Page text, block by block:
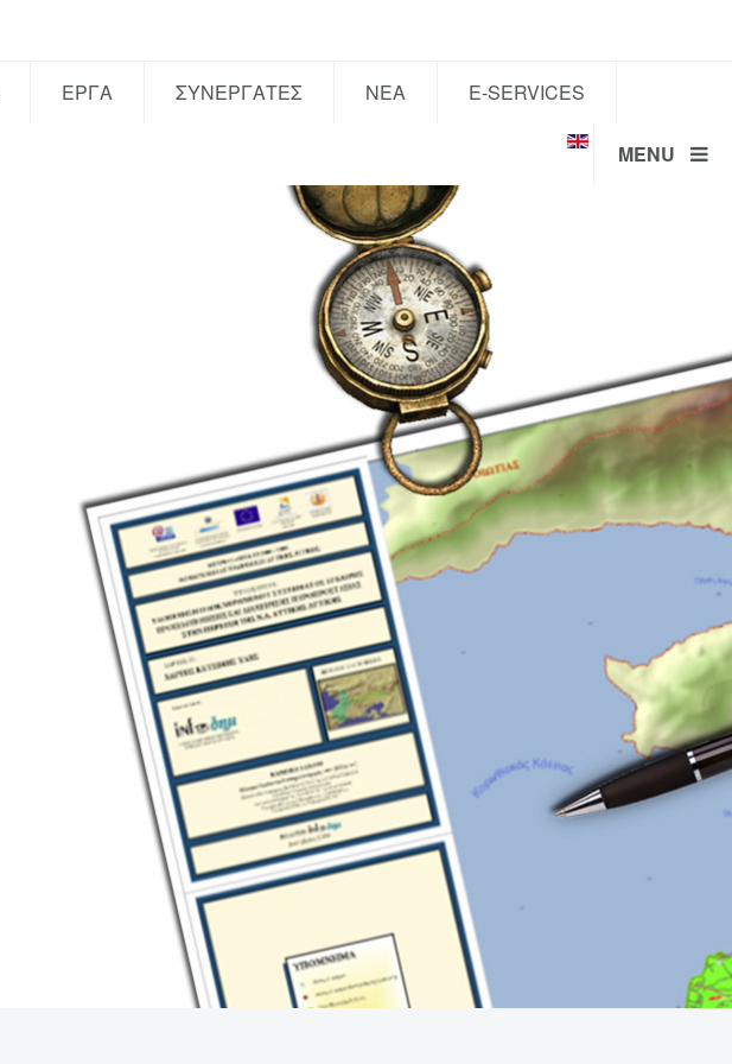
ΕΡΓΑ ΣΥΝΕΡΓΑΤΕΣ ΝΕΑ E-SERVICES
MENU